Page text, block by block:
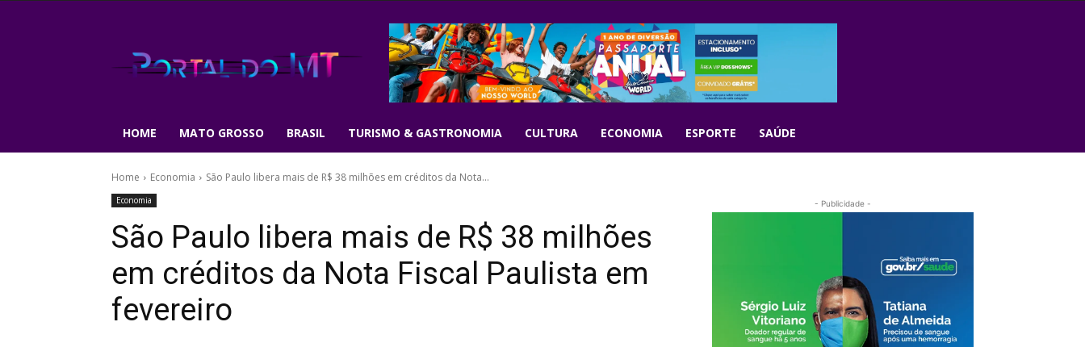
HOME MATO GROSSO BRASIL TURISMO & GASTRONOMIA CULTURA ECONOMIA ESPORTE SAÚDE
Home Economia São Paulo libera mais de R$ 38 milhões em créditos da Nota...
Economia
São Paulo libera mais de R$ 38 milhões
em créditos da Nota Fiscal Paulista em
fevereiro
- Publicidade -